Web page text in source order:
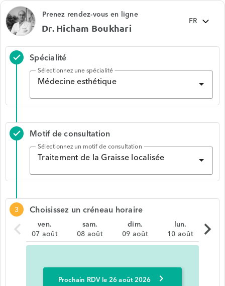
Prenez rendez-vous en ligne
Dr. Hicham Boukhari
check
Spécialité
Médecine esthétique
Sélectionnez une spécialité
check
Motif de consultation
Traitement de la Graisse localisée
Sélectionnez un motif de consultation
3 Choisissez un créneau horaire
chevron_left ven.
07 août
sam.
08 août
dim.
09 août
lun.
10 août chevron_right
Prochain RDV le 26 août 2026 chevron_right